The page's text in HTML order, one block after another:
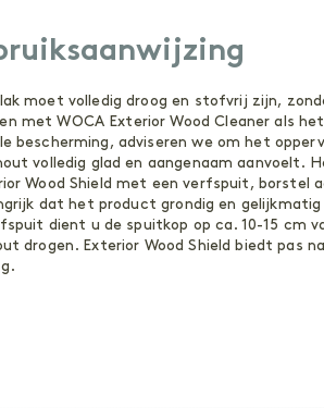
moet volledig droog en stofvrij zijn,
met WOCA Exterior Wood Cleaner als
bescherming, adviseren we om het
volledig glad en aangenaam aanvoelt.
Wood Shield met een verfspuit, borstel
dat het product grondig en
dient u de spuitkop op ca. 10-15 cm
drogen. Exterior Wood Shield biedt pas